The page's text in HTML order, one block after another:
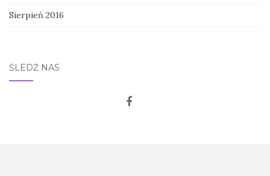
Sierpień 2016
ŚLEDŹ NAS